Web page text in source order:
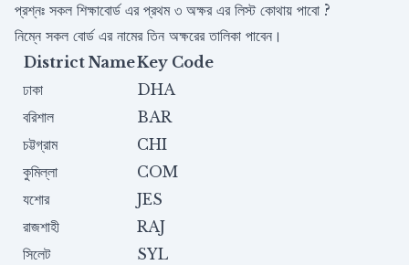
প্রশ্নঃ সকল শিক্ষাবোর্ড এর প্রথম ৩ অক্ষর এর লিস্ট কোথায় পাবো ?
নিম্নে সকল বোর্ড এর নামের তিন অক্ষরের তালিকা পাবেন।
District NameKey Code
ঢাকা
DHA
বরিশাল
BAR
চট্টগ্রাম
CHI
কুমিল্লা
COM
যশোর
JES
রাজশাহী
RAJ
সিলেট
SYL